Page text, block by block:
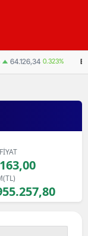
3.042.123 0.495%
FİYAT
163,00